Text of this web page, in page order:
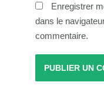
Enregistrer
dans le
commentaire.